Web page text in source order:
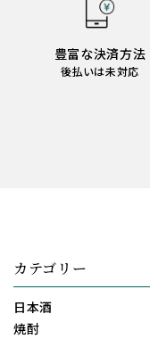
豊富な決済方法
後払いは未対応
カテゴリー
日本酒
焼酎